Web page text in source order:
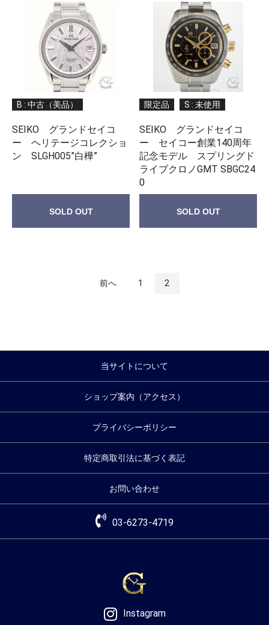
B : 中古（美品）
SEIKO グランドセイコ
ー ヘリテージコレクショ
ン SLGH005”白樺”
SOLD OUT
限定品 S : 未使用
SEIKO グランドセイコ
ー セイコー創業140周年
記念モデル スプリングド
ライブクロノGMT SBGC24
0
SOLD OUT
前へ 1 2
当サイトについて
ショップ案内（アクセス）
プライバシーポリシー
特定商取引法に基づく表記
お問い合わせ
03-6273-4719
Instagram